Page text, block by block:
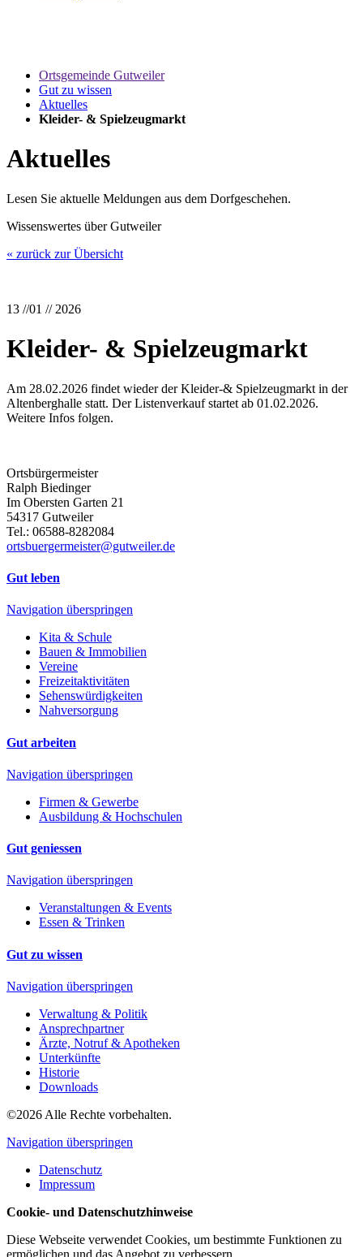
Ortsgemeinde Gutweiler
Gut zu wissen
Aktuelles
Kleider- & Spielzeugmarkt
Aktuelles
Lesen Sie aktuelle Meldungen aus dem Dorfgeschehen.
Wissenswertes über Gutweiler
« zurück zur Übersicht
13 //01 // 2026
Kleider- & Spielzeugmarkt
Am 28.02.2026 findet wieder der Kleider-& Spielzeugmarkt in der
Altenberghalle statt. Der Listenverkauf startet ab 01.02.2026.
Weitere Infos folgen.
Ortsbürgermeister
Ralph Biedinger
Im Obersten Garten 21
54317 Gutweiler
Tel.: 06588-8282084
ortsbuergermeister@gutweiler.de
Gut leben
Navigation überspringen
Kita & Schule
Bauen & Immobilien
Vereine
Freizeitaktivitäten
Sehenswürdigkeiten
Nahversorgung
Gut arbeiten
Navigation überspringen
Firmen & Gewerbe
Ausbildung & Hochschulen
Gut geniessen
Navigation überspringen
Veranstaltungen & Events
Essen & Trinken
Gut zu wissen
Navigation überspringen
Verwaltung & Politik
Ansprechpartner
Ärzte, Notruf & Apotheken
Unterkünfte
Historie
Downloads
©2026 Alle Rechte vorbehalten.
Navigation überspringen
Datenschutz
Impressum
Cookie- und Datenschutzhinweise
Diese Webseite verwendet Cookies, um bestimmte Funktionen zu
ermöglichen und das Angebot zu verbessern.